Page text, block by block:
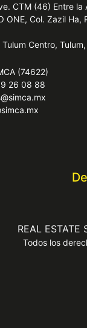
CTM (46) Entre la
ONE, Col. Zazil Ha,
Centro, Tulum,
(74622)
26 08 88
REAL ESTATE
Todos los